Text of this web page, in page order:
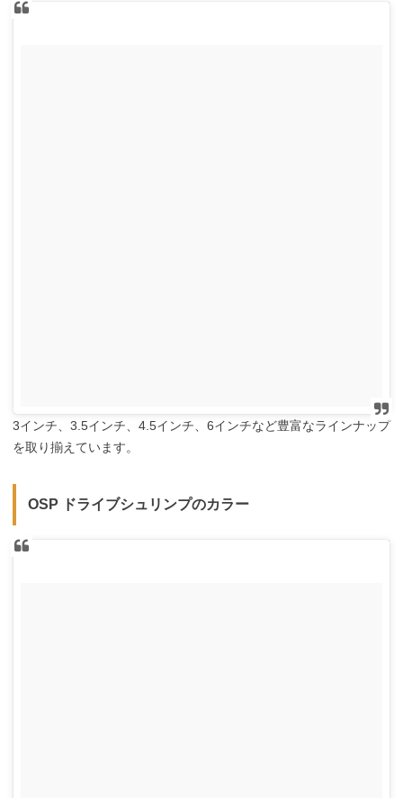
3インチ、3.5インチ、4.5インチ、6インチなど豊富なラインナップ
を取り揃えています。
OSP ドライブシュリンプのカラー